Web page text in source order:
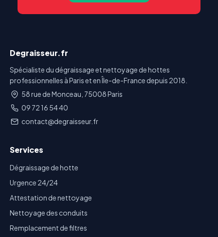
Degraisseur.fr
Spécialiste du dégraissage et nettoyage de hottes
professionnelles à Paris et en Île-de-France depuis 2018.
58 rue de Monceau, 75008 Paris
09 72 16 54 40
contact@degraisseur.fr
Services
Dégraissage de hotte
Urgence 24/24
Attestation de nettoyage
Nettoyage des conduits
Remplacement de filtres